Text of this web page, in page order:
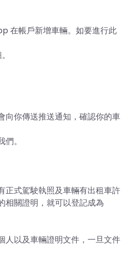
在帳戶新增車輛。如要進行此
向你傳送推送通知，確認你的車
。
正式駕駛執照及車輛有出租車許
相關證明，就可以登記成為
人以及車輛證明文件，一旦文件